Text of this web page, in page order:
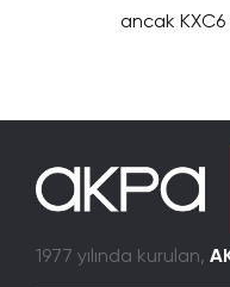
ancak
1977 yılında kurulan,